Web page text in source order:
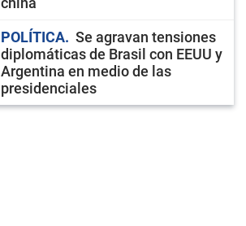
POLÍTICA
Se agravan tensiones
diplomáticas de Brasil con EEUU y
Argentina en medio de las
presidenciales